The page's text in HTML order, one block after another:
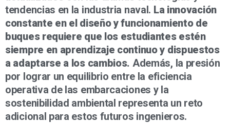
tendencias en la industria naval. La innovación
constante en el diseño y funcionamiento de
buques requiere que los estudiantes estén
siempre en aprendizaje continuo y dispuestos
a adaptarse a los cambios. Además, la presión
por lograr un equilibrio entre la eficiencia
operativa de las embarcaciones y la
sostenibilidad ambiental representa un reto
adicional para estos futuros ingenieros.